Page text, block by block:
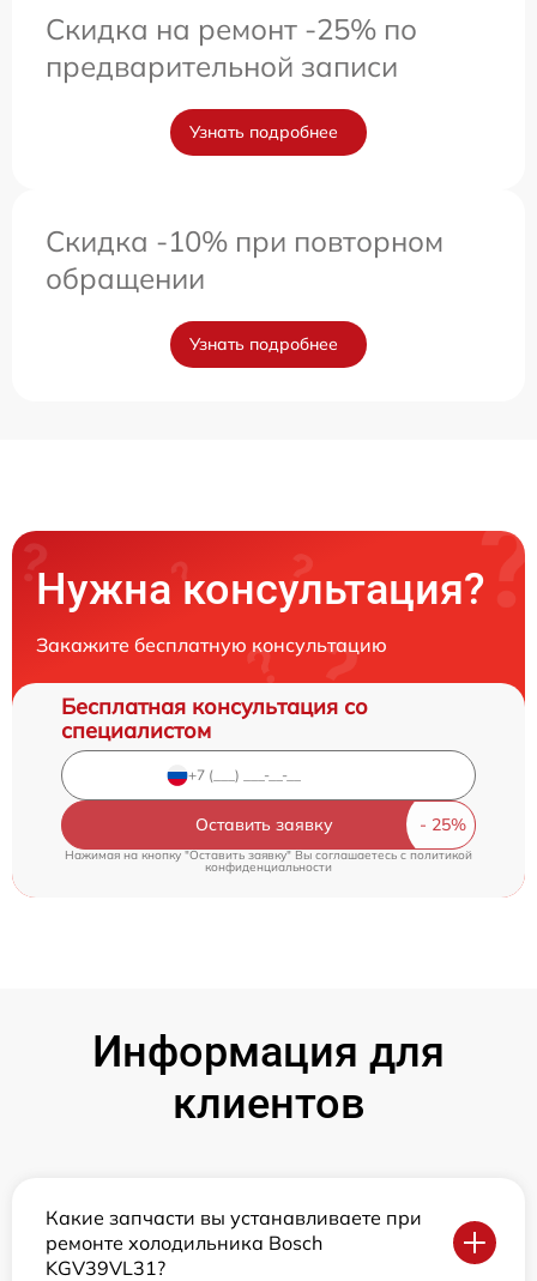
Скидка на ремонт -25% по
предварительной записи
Узнать подробнее
Скидка -10% при повторном
обращении
Узнать подробнее
Нужна консультация?
Закажите бесплатную консультацию
Бесплатная консультация со
специалистом
Оставить заявку
Нажимая на кнопку "Оставить заявку" Вы соглашаетесь cполитикой
конфиденциальности
Информация для
клиентов
Какие запчасти вы устанавливаете при
ремонте холодильника Bosch
KGV39VL31?